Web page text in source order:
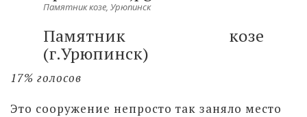
Памятник козе, Урюпинск
Памятник козе
(г.Урюпинск)
17% голосов
Это сооружение непросто так заняло место